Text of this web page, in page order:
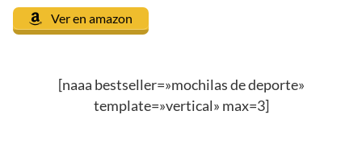
Ver en amazon
[naaa bestseller=»mochilas de deporte»
template=»vertical» max=3]